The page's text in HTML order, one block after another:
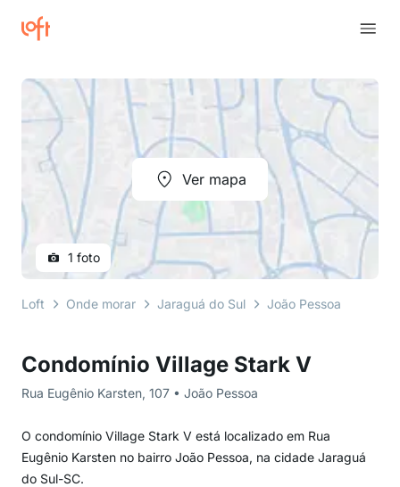
Condomínio Village Stark V
Rua Eugênio Karsten, 107 • João Pessoa
O condomínio Village Stark V está localizado em Rua
Eugênio Karsten no bairro João Pessoa, na cidade Jaraguá
do Sul-SC.
Ver mapa
1 foto
Loft Onde morar Jaraguá do Sul João Pessoa